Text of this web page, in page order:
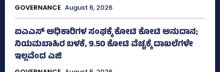
GOVERNANCE August 6, 2026
ಐಎಎಸ್‌ ಅಧಿಕಾರಿಗಳ ಸಂಘಕ್ಕೆ ಕೋಟಿ ಕೋಟಿ ಅನುದಾನ;
ನಿಯಮಬಾಹಿರ ಬಳಕೆ, 9.50 ಕೋಟಿ ವೆಚ್ಚಕ್ಕೆ ದಾಖಲೆಗಳೇ
ಇಲ್ಲವೆಂದ ಎಜಿ